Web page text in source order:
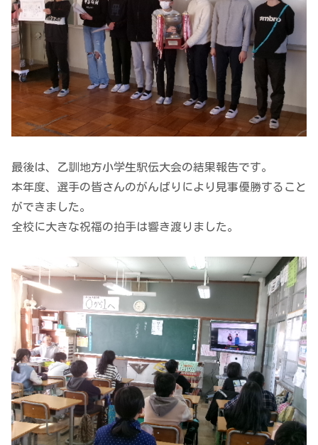
最後は、乙訓地方小学生駅伝大会の結果報告です。
本年度、選手の皆さんのがんばりにより見事優勝すること
ができました。
全校に大きな祝福の拍手は響き渡りました。